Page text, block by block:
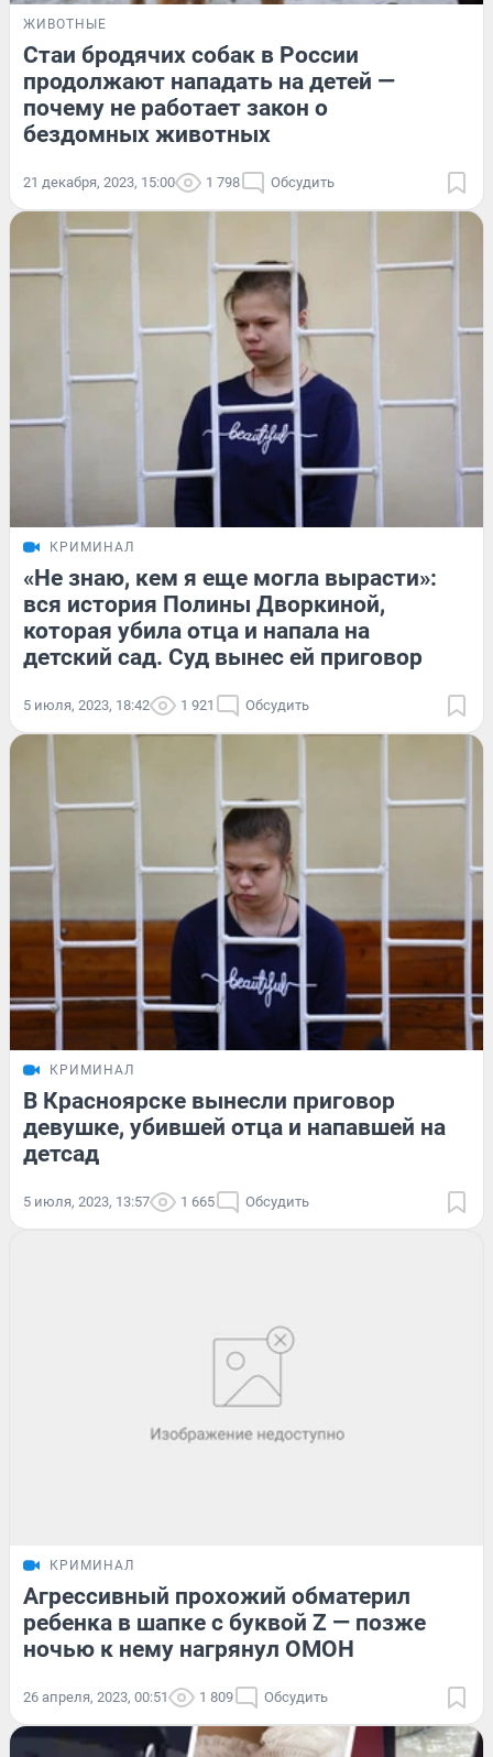
ЖИВОТНЫЕ
Стаи бродячих собак в России
продолжают нападать на детей —
почему не работает закон о
бездомных животных
21 декабря, 2023, 15:00 1 798 Обсудить
КРИМИНАЛ
«Не знаю, кем я еще могла вырасти»:
вся история Полины Дворкиной,
которая убила отца и напала на
детский сад. Суд вынес ей приговор
5 июля, 2023, 18:42 1 921 Обсудить
КРИМИНАЛ
В Красноярске вынесли приговор
девушке, убившей отца и напавшей на
детсад
5 июля, 2023, 13:57 1 665 Обсудить
КРИМИНАЛ
Агрессивный прохожий обматерил
ребенка в шапке с буквой Z — позже
ночью к нему нагрянул ОМОН
26 апреля, 2023, 00:51 1 809 Обсудить